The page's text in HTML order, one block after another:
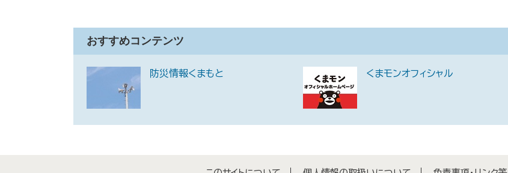
おすすめコンテンツ
防災情報くまもと くまモンオフィシャル